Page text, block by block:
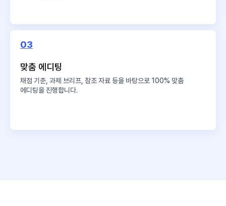
03
맞춤 에디팅
채점 기준, 과제 브리프, 참조 자료 등을 바탕으로 100% 맞춤
에디팅을 진행합니다.